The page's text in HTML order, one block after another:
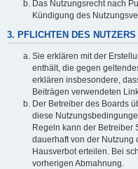
Das Nutzungsrecht nach
Kündigung des
3. PFLICHTEN DES NUTZERS
Sie erklären mit der
enthält, die gegen
erklären insbesondere,
Beiträgen verwendeten
Der Betreiber des Boards
diese
Regeln kann der Betreiber
dauerhaft von der Nutzung
Hausverbot erteilen. Bei
vorherigen Abmahnung.